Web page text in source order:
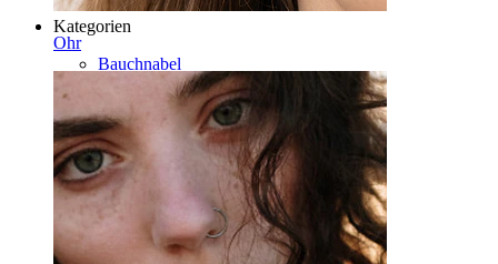
Ohr
Kategorien
Bauchnabel
Lippen
Brustwarzen
Industrial
Dermal
Helix